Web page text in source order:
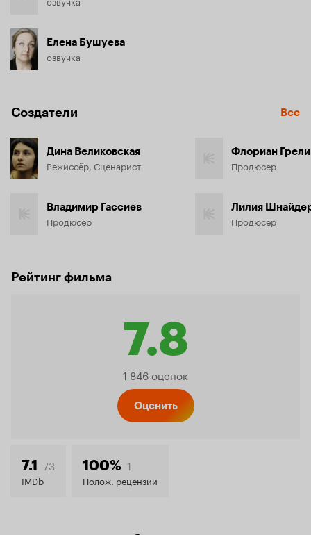
Елена Бушуева
озвучка
Создатели Все
Дина Великовская
Режиссёр, Сценарист
Владимир Гассиев
Продюсер
Флориан
Продюсер
Лилия
Продюсер
Рейтинг фильма
7.8
Рейтинг
7.8
1 846 оценок
Оценить
7.1 73
IMDb
100% 1
Полож. рецензии